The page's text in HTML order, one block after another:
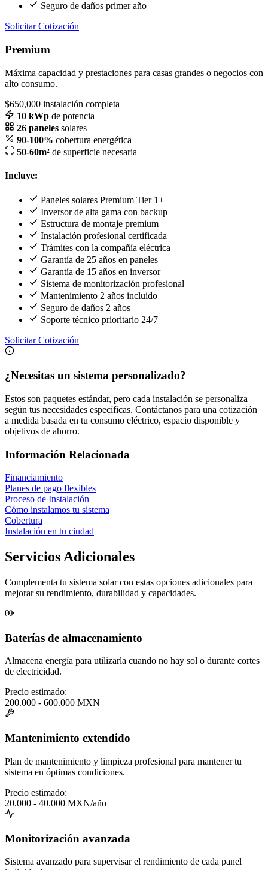
Seguro de daños primer año
Solicitar Cotización
Premium
Máxima capacidad y prestaciones para casas grandes o negocios con
alto consumo.
$650,000 instalación completa
10 kWp de potencia
26 paneles solares
90-100% cobertura energética
50-60m² de superficie necesaria
Incluye:
Paneles solares Premium Tier 1+
Inversor de alta gama con backup
Estructura de montaje premium
Instalación profesional certificada
Trámites con la compañía eléctrica
Garantía de 25 años en paneles
Garantía de 15 años en inversor
Sistema de monitorización profesional
Mantenimiento 2 años incluido
Seguro de daños 2 años
Soporte técnico prioritario 24/7
Solicitar Cotización
¿Necesitas un sistema personalizado?
Estos son paquetes estándar, pero cada instalación se personaliza
según tus necesidades específicas. Contáctanos para una cotización
a medida basada en tu consumo eléctrico, espacio disponible y
objetivos de ahorro.
Información Relacionada
Financiamiento
Planes de pago flexibles
Proceso de Instalación
Cómo instalamos tu sistema
Cobertura
Instalación en tu ciudad
Servicios Adicionales
Complementa tu sistema solar con estas opciones adicionales para
mejorar su rendimiento, durabilidad y capacidades.
Baterías de almacenamiento
Almacena energía para utilizarla cuando no hay sol o durante cortes
de electricidad.
Precio estimado:
200.000 - 600.000 MXN
Mantenimiento extendido
Plan de mantenimiento y limpieza profesional para mantener tu
sistema en óptimas condiciones.
Precio estimado:
20.000 - 40.000 MXN/año
Monitorización avanzada
Sistema avanzado para supervisar el rendimiento de cada panel